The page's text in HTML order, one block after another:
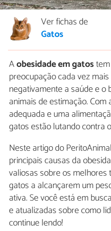
Ver fichas de
Gatos
Aobesidade em gatos
preocupação cada vez
negativamente a saúde e
animais de estimação.
adequada e uma
gatos estão lutando contra
Neste artigo do
principais causas da
valiosas sobre os
gatos a alcançarem um
ativa. Se você está em
e atualizadas sobre como
continue lendo!